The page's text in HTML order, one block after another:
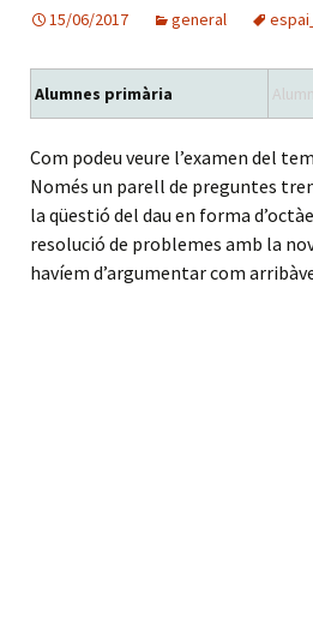
15/06/2017 general
Alumnes primària
Com podeu veure l’examen del
Només un parell de preguntes
la qüestió del dau en forma
resolució de problemes amb la
havíem d’argumentar com